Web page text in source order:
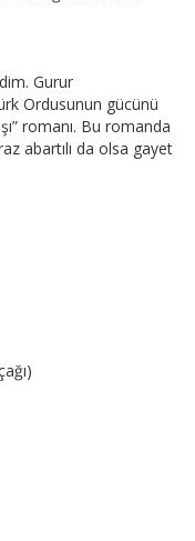
Gurur
Ordusunun gücünü
romanı. Bu romanda
abartılı da olsa gayet